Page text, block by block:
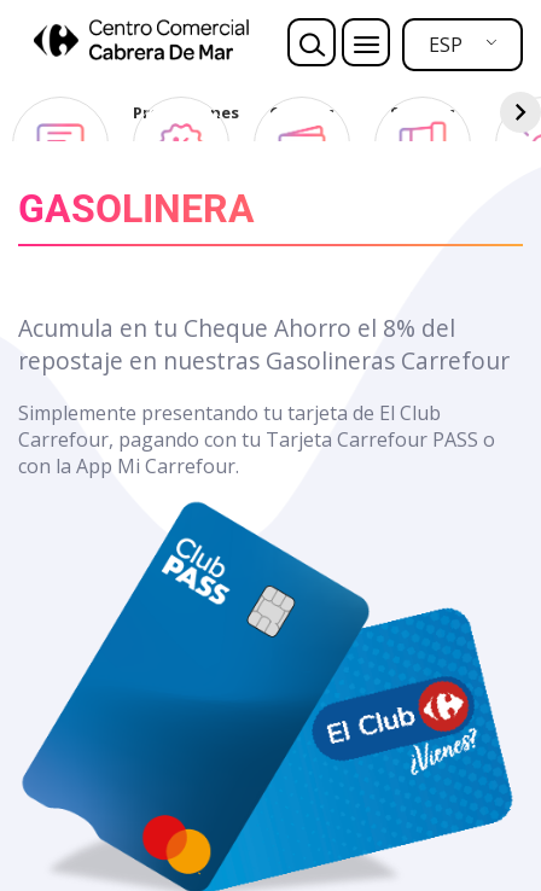
este
incluye
de
accesibilidad.
ESP
Opina Promociones
Ofertas
Club
Sorteos
GASOLINERA
Acumula en tu Cheque Ahorro el 8% del
repostaje en nuestras Gasolineras Carrefour
Simplemente presentando tu tarjeta de El Club
Carrefour, pagando con tu Tarjeta Carrefour PASS o
con la App Mi Carrefour.